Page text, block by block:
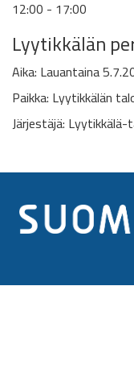
12:00 - 17:00
Lyytikkälän
Aika: Lauantaina
Paikka: Lyytikkälän
Järjestäjä: